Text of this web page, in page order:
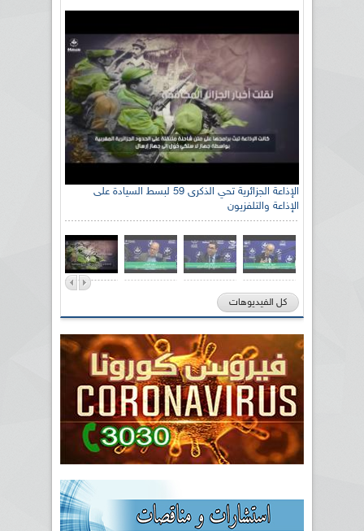
الإذاعة الجزائرية تحي الذكرى 59 لبسط السيادة على
الإذاعة والتلفزيون
كل الفيديوهات